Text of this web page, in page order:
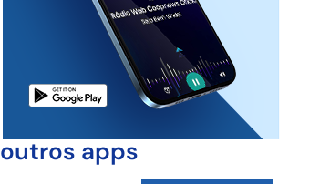
outros apps